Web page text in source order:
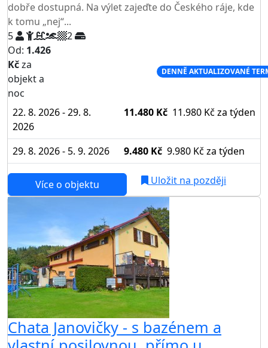
dobře dostupná. Na výlet zajeďte do Českého ráje, kde
k tomu „nej“...
5
2
Od: 1.426
Kčza
objekt a
noc
DENNĚ AKTUALIZOVANÉ
22. 8. 2026 - 29. 8.
2026
11.480 Kč 11.980 Kč za týden
29. 8. 2026 - 5. 9. 2026 9.480 Kč 9.980 Kč za týden
Více o objektu Uložit na později
Chata Janovičky - s bazénem a